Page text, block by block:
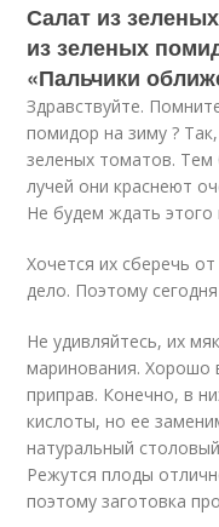
Салат из
из зеленых
«Пальчики
Здравствуйте.
помидор на зиму ?
зеленых томатов.
лучей они краснеют
Не будем ждать
Хочется их сберечь
дело. Поэтому
Не удивляйтесь, их
маринования. Хорошо
приправ. Конечно, в
кислоты, но ее
натуральный
Режутся плоды
поэтому заготовка